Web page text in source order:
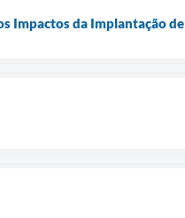
Impactos da Implantação de